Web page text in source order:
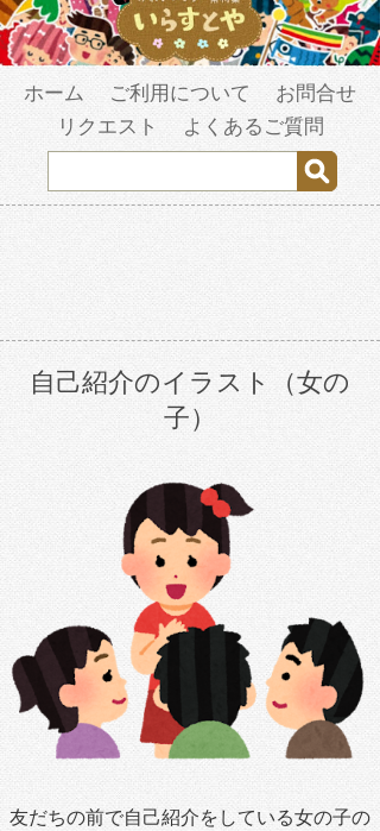
ホーム ご利用について
お問合せ
リクエスト
よくあるご質問
自己紹介のイラスト（女の
子）
友だちの前で自己紹介をしている女の子の